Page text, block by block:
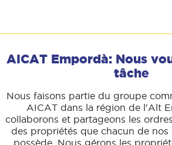
AICAT Empordà: Nous
tâche
Nous faisons partie du groupe
AICAT dans la région de l'Alt
collaborons et partageons les
des propriétés que chacun de nos
possède. Nous gérons les